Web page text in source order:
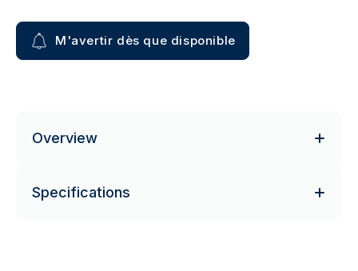
M'avertir dès que disponible
Overview
Specifications